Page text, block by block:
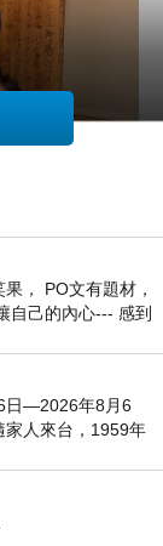
時大家也會
， PO文有題材，
自己的內心--- 感到
日—2026年8月6
家人來台，1959年
位。曾任